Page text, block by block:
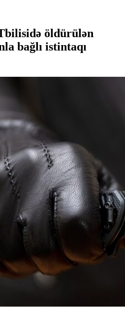
öldürülən
bağlı istintaqı